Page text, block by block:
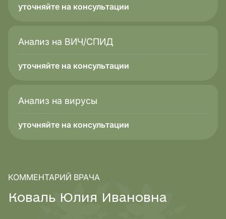
уточняйте на консультации
Анализ на ВИЧ/СПИД
уточняйте на консультации
Анализ на вирусы
уточняйте на консультации
КОММЕНТАРИЙ ВРАЧА
Коваль Юлия И вановна